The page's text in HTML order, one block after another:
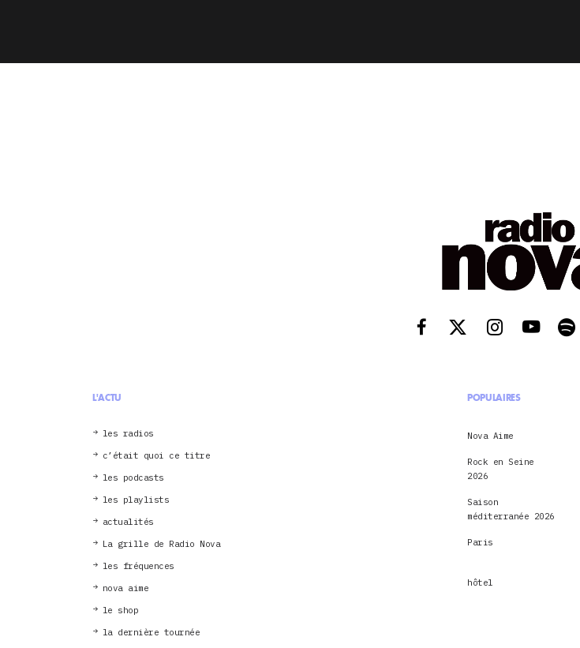
L'ACTU
les radios
c’était quoi ce titre
les podcasts
les playlists
actualités
La grille de Radio Nova
les fréquences
nova aime
le shop
la dernière tournée
POPULAIRES
Nova Aime
Rock en Seine
2026
Saison
méditerranée 2026
Paris
hôtel